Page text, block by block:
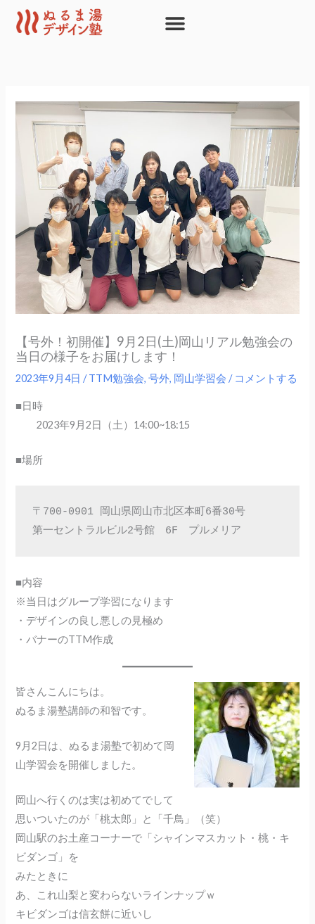
【号外！初開催】9月2日(土)岡山リアル勉強会の
当日の様子をお届けします！
2023年9月4日/TTM勉強会,号外, 岡山学習会 / コメントする
■日時
2023年9月2日（土）14:00~18:15
■場所
〒700-0901 岡山県岡山市北区本町6番30号
第一セントラルビル2号館　6F　プルメリア
■内容
※当日はグループ学習になります
・デザインの良し悪しの見極め
・バナーのTTM作成
皆さんこんにちは。
ぬるま湯塾講師の和智です。
9月2日は、ぬるま湯塾で初めて岡
山学習会を開催しました。
岡山へ行くのは実は初めてでして
思いついたのが「桃太郎」と「千鳥」（笑）
岡山駅のお土産コーナーで「シャインマスカット・桃・キ
ビダンゴ」を
みたときに
あ、これ山梨と変わらないラインナップｗ
キビダンゴは信玄餅に近いし